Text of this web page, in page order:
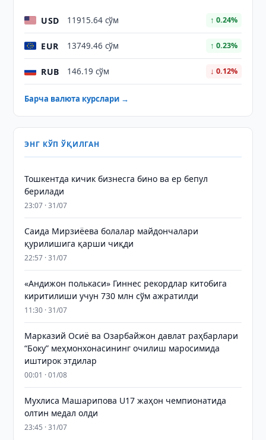
USD 11915.64 сўм ↑ 0.24%
EUR 13749.46 сўм ↑ 0.23%
RUB 146.19 сўм ↓ 0.12%
Барча валюта курслари →
ЭНГ КЎП ЎҚИЛГАН
Тошкентда кичик бизнесга бино ва ер бепул
берилади
23:07 · 31/07
Саида Мирзиёева болалар майдончалари
қурилишига қарши чиқди
22:57 · 31/07
«Андижон полькаси» Гиннес рекордлар китобига
киритилиши учун 730 млн сўм ажратилди
11:30 · 31/07
Марказий Осиё ва Озарбайжон давлат раҳбарлари
“Боку” меҳмонхонасининг очилиш маросимида
иштирок этдилар
00:01 · 01/08
Мухлиса Машарипова U17 жаҳон чемпионатида
олтин медал олди
23:45 · 31/07